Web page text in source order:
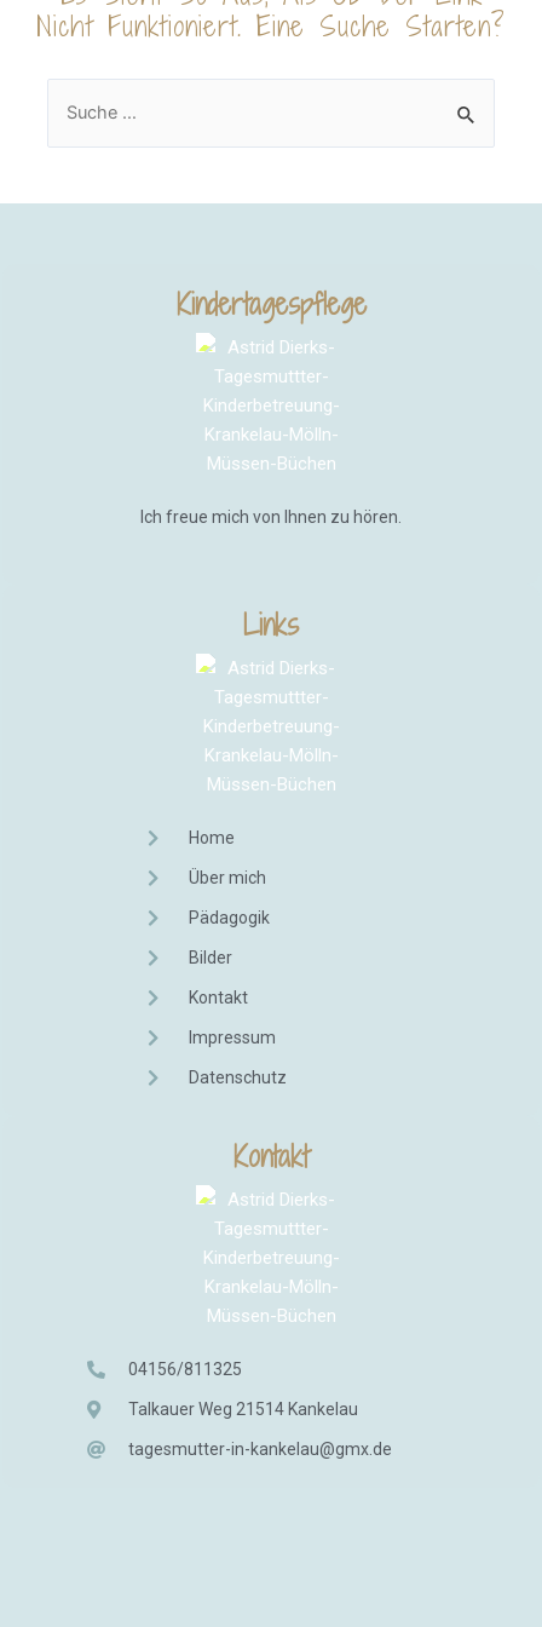
Nicht Funktioniert. Eine Suche Starten?
Kindertagespflege
Ich freue mich von Ihnen zu hören.
Links
Home
Über mich
Pädagogik
Bilder
Kontakt
Impressum
Datenschutz
Kontakt
04156/811325
Talkauer Weg 21514 Kankelau
tagesmutter-in-kankelau@gmx.de